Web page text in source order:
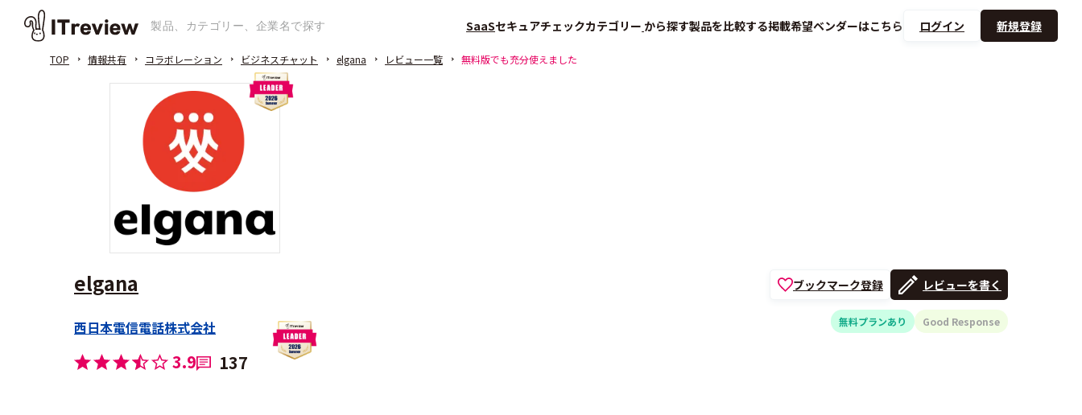
SaaSセキュアチェックカテゴリー から探す製品を比較する掲載希望ベンダーはこちら ログイン 新規登録
TOP 情報共有 コラボレーション ビジネスチャット elgana レビュー一覧 無料版でも充分使えました
elgana
西日本電信電話株式会社
3.9 137
ブックマーク登録 レビューを書く
無料プランあり Good Response